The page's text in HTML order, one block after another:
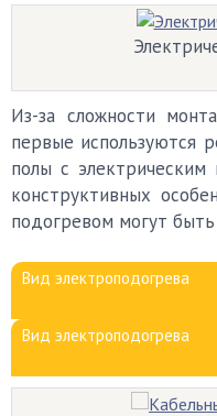
Из-за сложности
первые используются
полы с электрическим
конструктивных
подогревом могут
Вид электроподогрева
Вид электроподогрева